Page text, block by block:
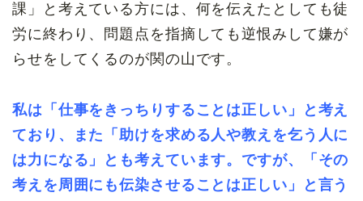
課」と考えている方には、何を伝えたとしても徒
労に終わり、問題点を指摘しても逆恨みして嫌が
らせをしてくるのが関の山です。
私は「仕事をきっちりすることは正しい」と考え
ており、また「助けを求める人や教えを乞う人に
は力になる」とも考えています。ですが、
「その
考えを周囲にも伝染させることは正しい」と言う